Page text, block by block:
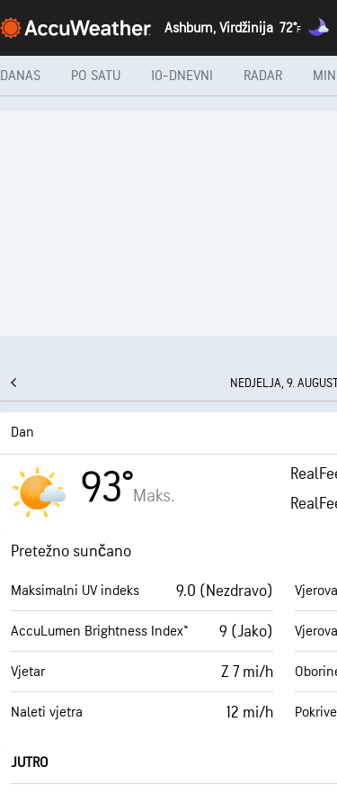
Ashburn, Virdžinija 72°F
DANAS PO SATU 10-DNEVNI RADAR
NEDJELJA, 9.
Dan
93°Maks.
Pretežno sunčano
Maksimalni UV indeks 9.0 (Nezdravo)
AccuLumen Brightness Index™ 9 (Jako)
Vjetar Z 7 mi/h
Naleti vjetra 12 mi/h
JUTRO